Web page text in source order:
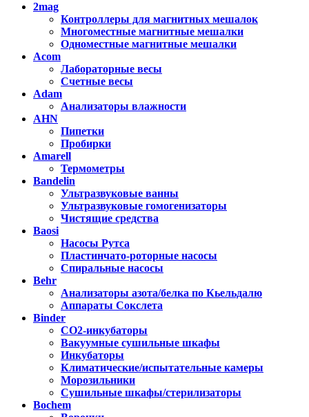
2mag
Контроллеры для магнитных мешалок
Многоместные магнитные мешалки
Одноместные магнитные мешалки
Acom
Лабораторные весы
Счетные весы
Adam
Анализаторы влажности
AHN
Пипетки
Пробирки
Amarell
Термометры
Bandelin
Ультразвуковые ванны
Ультразвуковые гомогенизаторы
Чистящие средства
Baosi
Насосы Рутса
Пластинчато-роторные насосы
Спиральные насосы
Behr
Анализаторы азота/белка по Кьельдалю
Аппараты Сокслета
Binder
CO2-инкубаторы
Вакуумные сушильные шкафы
Инкубаторы
Климатические/испытательные камеры
Морозильники
Сушильные шкафы/стерилизаторы
Bochem